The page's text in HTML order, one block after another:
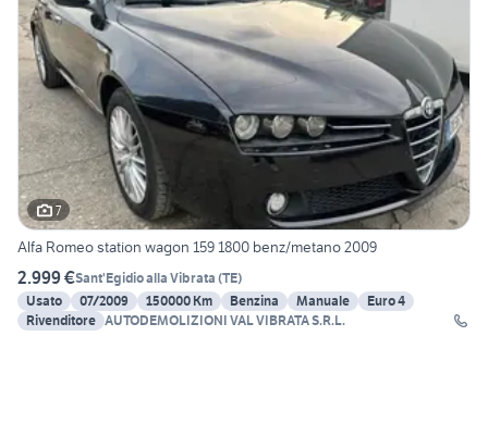
7
Alfa Romeo station wagon 159 1800 benz/metano 2009
2.999 €Sant'Egidio alla Vibrata (TE)
Usato
07/2009 150000 Km Benzina Manuale
Euro 4
Rivenditore AUTODEMOLIZIONI VAL VIBRATA S.R.L.